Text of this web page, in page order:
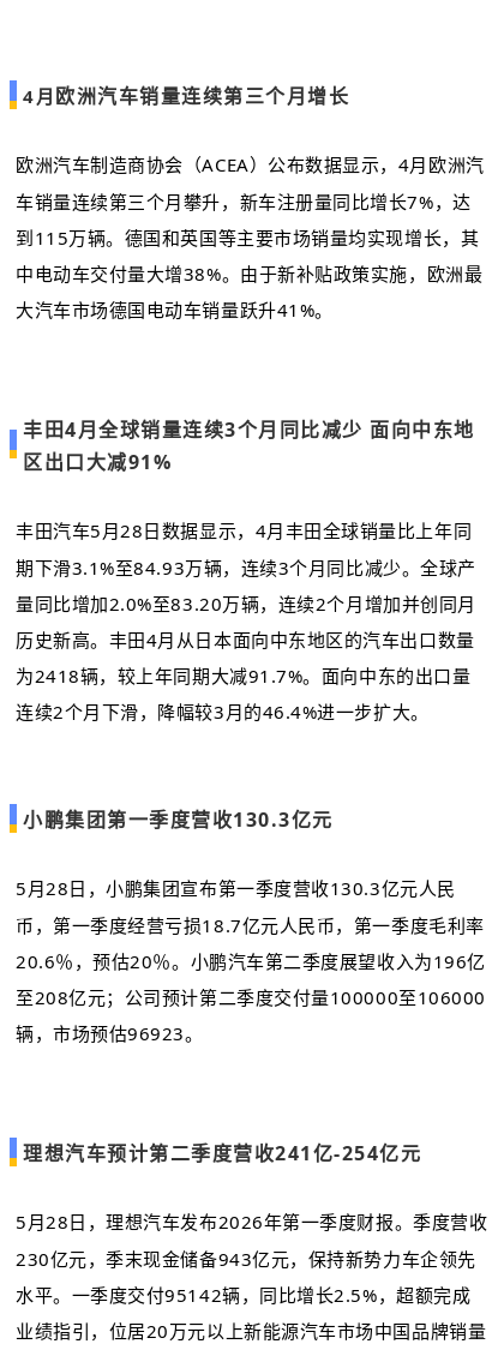
4月 欧洲汽车销量连续第三个月增长
欧洲汽车制造商协会（ACEA）公布数据显示， 4月 欧洲汽
车销量连续第三个月攀升，新车注册量同比增长7%，达
到115万辆。德国和英国等主要市场销量均实现增长，其
中电动车交付量大增38%。由于新补贴政策实施，欧洲最
大汽车市场德国电动车销量跃升41%。
丰田4月全球销量连续3个月同比减少 面向中东地
区出口大减91%
丰田汽车5月28日数据显示，4月丰田全球销量比上年同
期下滑3.1%至84.93万辆，连续3个月同比减少。全球产
量同比增加2.0%至83.20万辆，连续2个月增加并创同月
历史新高。丰田4月从日本面向中东地区的汽车出口数量
为2418辆，较上年同期大减91.7%。面向中东的出口量
连续2个月下滑，降幅较3月的46.4%进一步扩大。
小鹏集团第一季度营收130.3亿元
5月28日，小鹏集团宣布第一季度营收130.3亿元人民
币，第一季度经营亏损18.7亿元人民币，第一季度毛利率
20.6％，预估20％。小鹏汽车第二季度展望收入为196亿
至208亿元；公司预计第二季度交付量100000至106000
辆，市场预估96923。
理想汽车预计第二季度营收241亿-254亿元
5月28日，理想汽车发布2026年第一季度财报。季度营收
230亿元，季末现金储备943亿元，保持新势力车企领先
水平。一季度交付95142辆，同比增长2.5%，超额完成
业绩指引，位居20万元以上新能源汽车市场中国品牌销量